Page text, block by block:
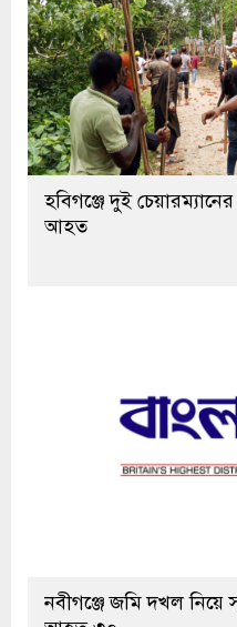
হবিগঞ্জে দুই
আহত
নবীগঞ্জে জমি দখল নিয়ে